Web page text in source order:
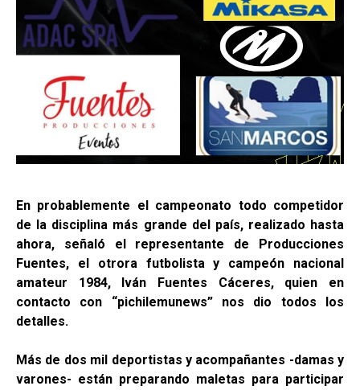
En probablemente el campeonato todo competidor
de la disciplina más grande del país, realizado hasta
ahora, señaló el representante de Producciones
Fuentes, el otrora futbolista y campeón nacional
amateur 1984, Iván Fuentes Cáceres, quien en
contacto con “pichilemunews” nos dio todos los
detalles.
Más de dos mil deportistas y acompañantes -damas y
varones- están preparando maletas para participar